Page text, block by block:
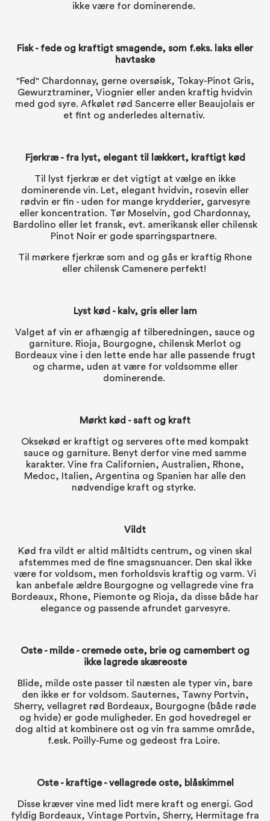
ikke være for dominerende.
Fisk- fede og kraftigt smagende, som f.eks. laks eller
havtaske
"Fed" Chardonnay, gerne oversøisk, Tokay-Pinot Gris,
Gewurztraminer, Viognier eller anden kraftig hvidvin
med god syre. Afkølet rød Sancerre eller Beaujolais er
et fint og anderledes alternativ.
Fjerkræ- fra lyst, elegant til lækkert, kraftigt kød
Til lyst fjerkræ er det vigtigt at vælge en ikke
dominerende vin. Let, elegant hvidvin, rosevin eller
rødvin er fin - uden for mange krydderier, garvesyre
eller koncentration. Tør Moselvin, god Chardonnay,
Bardolino eller let fransk, evt. amerikansk eller chilensk
Pinot Noir er gode sparringspartnere.
Til mørkere fjerkræ som and og gås er kraftig Rhone
eller chilensk Camenere perfekt!
Lyst kød - kalv, griseller lam
Valget af vin er afhængig af tilberedningen, sauce og
garniture. Rioja, Bourgogne, chilensk Merlot og
Bordeaux vine i den lette ende har alle passende frugt
og charme, uden at være for voldsomme eller
dominerende.
Mørkt kød - saft og kraft
Oksekød er kraftigt og serveres ofte med kompakt
sauce og garniture. Benyt derfor vine med samme
karakter. Vine fra Californien, Australien, Rhone,
Medoc, Italien, Argentina og Spanien har alle den
nødvendige kraft og styrke.
Vildt
Kød fra vildt er altid måltidts centrum, og vinen skal
afstemmes med de fine smagsnuancer. Den skal ikke
være for voldsom, men forholdsvis kraftig og varm. Vi
kan anbefale ældre Bourgogne og vellagrede vine fra
Bordeaux, Rhone, Piemonte og Rioja, da disse både har
elegance og passende afrundet garvesyre.
Oste- milde - cremede oste, brie og camembert og
ikke lagrede skæreoste
Blide, milde oste passer til næsten ale typer vin, bare
den ikke er for voldsom. Sauternes, Tawny Portvin,
Sherry, vellagret rød Bordeaux, Bourgogne (både røde
og hvide) er gode muligheder. En god hovedregel er
dog altid at kombinere ost og vin fra samme område,
f.esk. Poilly-Fume og gedeost fra Loire.
Oste- kraftige - vellagrede oste, blåskimmel
Disse kræver vine med lidt mere kraft og energi. God
fyldig Bordeaux, Vintage Portvin, Sherry, Hermitage fra